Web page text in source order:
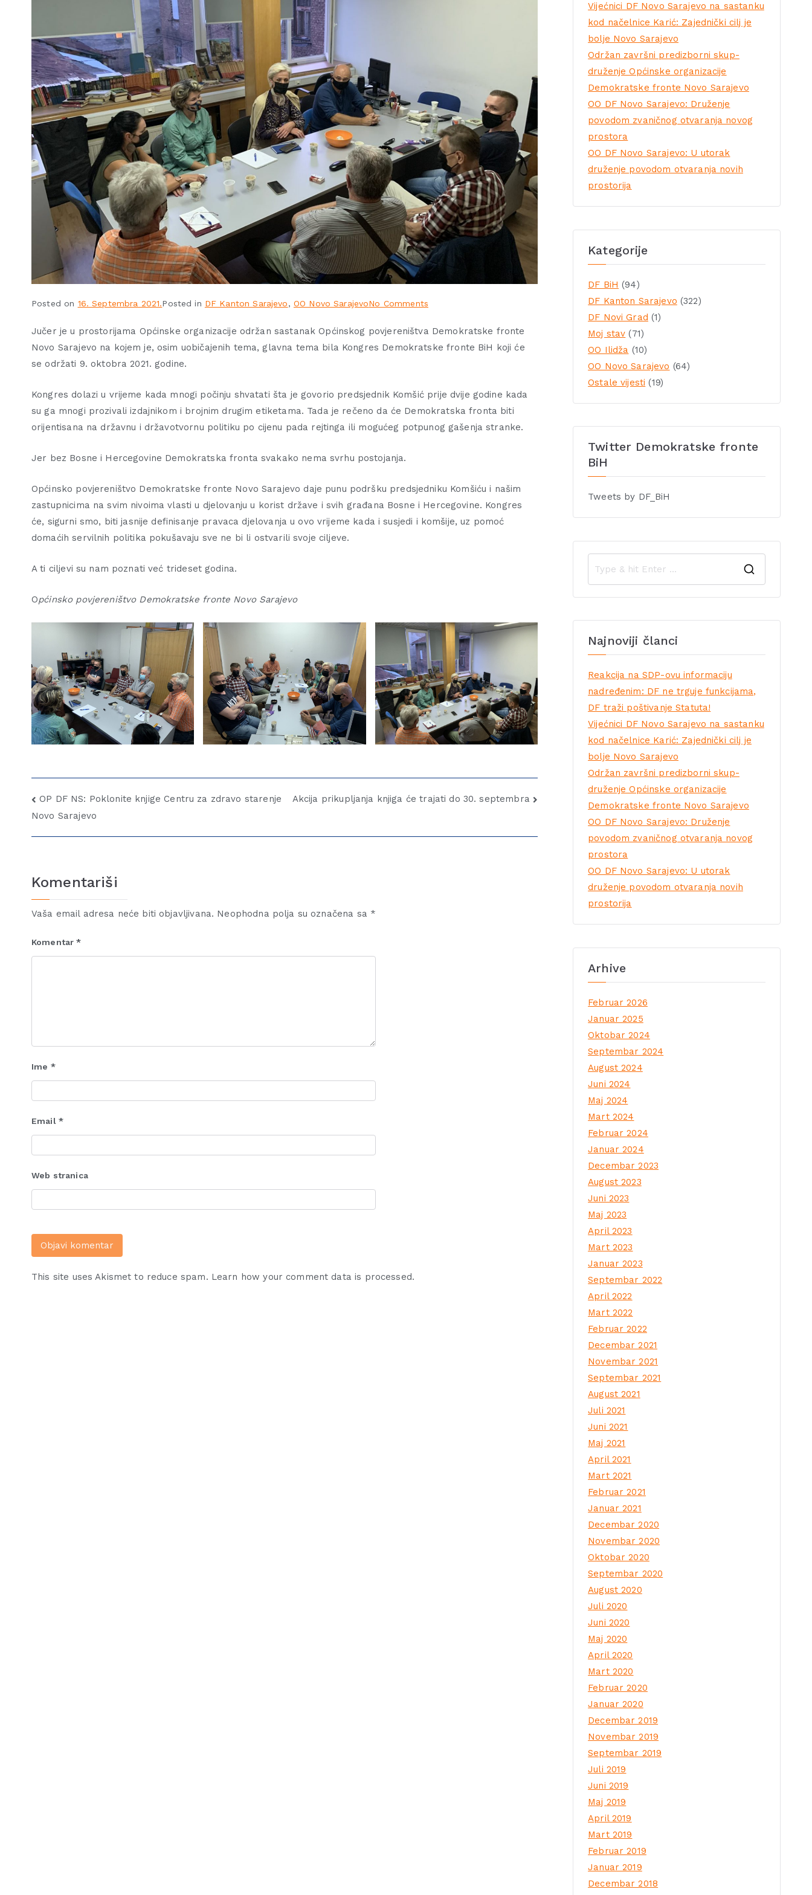
Posted on 16. Septembra 2021.Posted in DF Kanton Sarajevo, OO Novo SarajevoNo Comments
Jučer je u prostorijama Općinske organizacije održan sastanak Općinskog povjereništva Demokratske fronte
Novo Sarajevo na kojem je, osim uobičajenih tema, glavna tema bila Kongres Demokratske fronte BiH koji će
se održati 9. oktobra 2021. godine.
Kongres dolazi u vrijeme kada mnogi počinju shvatati šta je govorio predsjednik Komšić prije dvije godine kada
su ga mnogi prozivali izdajnikom i brojnim drugim etiketama. Tada je rečeno da će Demokratska fronta biti
orijentisana na državnu i državotvornu politiku po cijenu pada rejtinga ili mogućeg potpunog gašenja stranke.
Jer bez Bosne i Hercegovine Demokratska fronta svakako nema svrhu postojanja.
Općinsko povjereništvo Demokratske fronte Novo Sarajevo daje punu podršku predsjedniku Komšiću i našim
zastupnicima na svim nivoima vlasti u djelovanju u korist države i svih građana Bosne i Hercegovine. Kongres
će, sigurni smo, biti jasnije definisanje pravaca djelovanja u ovo vrijeme kada i susjedi i komšije, uz pomoć
domaćih servilnih politika pokušavaju sve ne bi li ostvarili svoje ciljeve.
A ti ciljevi su nam poznati već trideset godina.
Općinsko povjereništvo Demokratske fronte Novo Sarajevo
OP DF NS: Poklonite knjige Centru za zdravo starenje
Novo Sarajevo
Akcija prikupljanja knjiga će trajati do 30. septembra
Komentariši
Vaša email adresa neće biti objavljivana. Neophodna polja su označena sa *
Komentar*
Ime *
Email *
Web stranica
This site uses Akismet to reduce spam. Learn how your comment data is processed.
Vijećnici DF Novo Sarajevo na sastanku
kod načelnice Karić: Zajednički cilj je
bolje Novo Sarajevo
Održan završni predizborni skup-
druženje Općinske organizacije
Demokratske fronte Novo Sarajevo
OO DF Novo Sarajevo: Druženje
povodom zvaničnog otvaranja novog
prostora
OO DF Novo Sarajevo: U utorak
druženje povodom otvaranja novih
prostorija
Kategorije
DF BiH (94)
DF Kanton Sarajevo (322)
DF Novi Grad (1)
Moj stav (71)
OO Ilidža (10)
OO Novo Sarajevo (64)
Ostale vijesti (19)
Twitter Demokratske fronte
BiH
Tweets by DF_BiH
Najnoviji članci
Reakcija na SDP-ovu informaciju
nadređenim: DF ne trguje funkcijama,
DF traži poštivanje Statuta!
Vijećnici DF Novo Sarajevo na sastanku
kod načelnice Karić: Zajednički cilj je
bolje Novo Sarajevo
Održan završni predizborni skup-
druženje Općinske organizacije
Demokratske fronte Novo Sarajevo
OO DF Novo Sarajevo: Druženje
povodom zvaničnog otvaranja novog
prostora
OO DF Novo Sarajevo: U utorak
druženje povodom otvaranja novih
prostorija
Arhive
Februar 2026
Januar 2025
Oktobar 2024
Septembar 2024
August 2024
Juni 2024
Maj 2024
Mart 2024
Februar 2024
Januar 2024
Decembar 2023
August 2023
Juni 2023
Maj 2023
April 2023
Mart 2023
Januar 2023
Septembar 2022
April 2022
Mart 2022
Februar 2022
Decembar 2021
Novembar 2021
Septembar 2021
August 2021
Juli 2021
Juni 2021
Maj 2021
April 2021
Mart 2021
Februar 2021
Januar 2021
Decembar 2020
Novembar 2020
Oktobar 2020
Septembar 2020
August 2020
Juli 2020
Juni 2020
Maj 2020
April 2020
Mart 2020
Februar 2020
Januar 2020
Decembar 2019
Novembar 2019
Septembar 2019
Juli 2019
Juni 2019
Maj 2019
April 2019
Mart 2019
Februar 2019
Januar 2019
Decembar 2018